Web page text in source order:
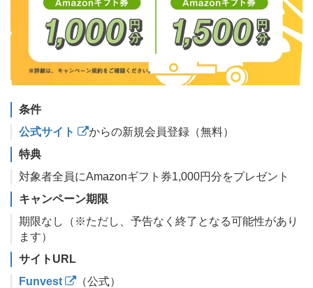
条件
公式サイト
からの新規会員登録（無料）
特典
対象者全員にAmazonギフト券1,000円分をプレゼント
キャンペーン期限
期限なし（※ただし、予告なく終了となる可能性があり
ます）
サイトURL
Funvest
（公式）